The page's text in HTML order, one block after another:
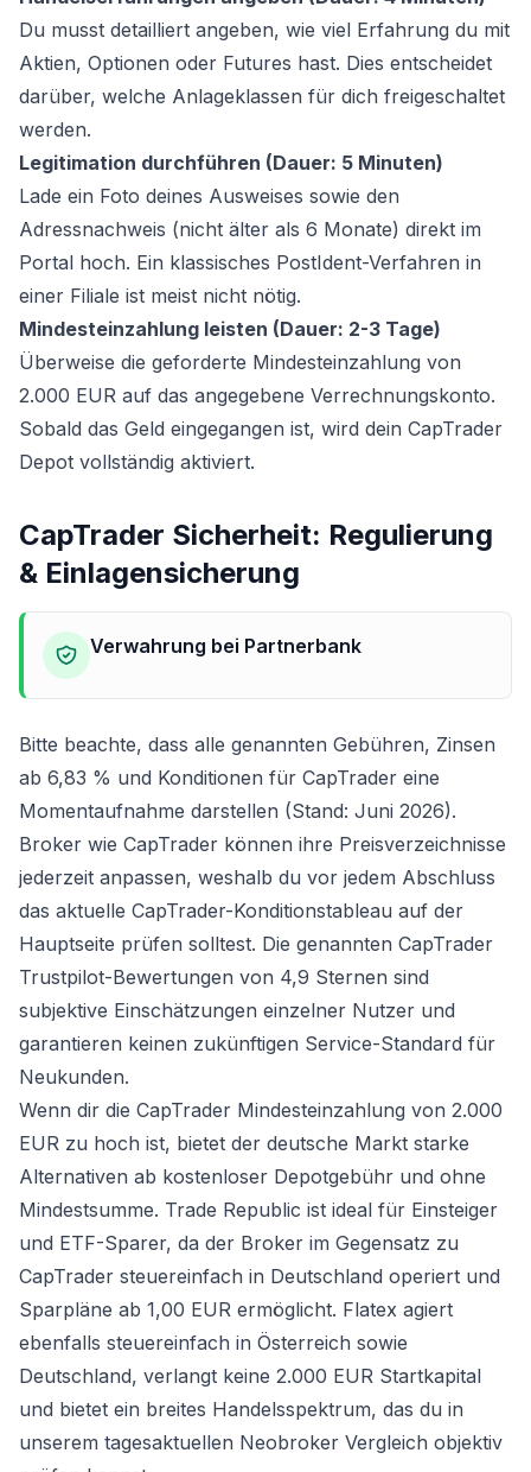
Du musst detailliert angeben, wie viel Erfahrung du mit
Aktien, Optionen oder Futures hast. Dies entscheidet
darüber, welche Anlageklassen für dich freigeschaltet
werden.
Legitimation durchführen (Dauer: 5 Minuten)
Lade ein Foto deines Ausweises sowie den
Adressnachweis (nicht älter als 6 Monate) direkt im
Portal hoch. Ein klassisches PostIdent-Verfahren in
einer Filiale ist meist nicht nötig.
Mindesteinzahlung leisten (Dauer: 2-3 Tage)
Überweise die geforderte Mindesteinzahlung von
2.000 EUR auf das angegebene Verrechnungskonto.
Sobald das Geld eingegangen ist, wird dein CapTrader
Depot vollständig aktiviert.
CapTrader Sicherheit: Regulierung
& Einlagensicherung
Verwahrung bei Partnerbank
Bitte beachte, dass alle genannten Gebühren, Zinsen
ab 6,83 % und Konditionen für CapTrader eine
Momentaufnahme darstellen (Stand: Juni 2026).
Broker wie CapTrader können ihre Preisverzeichnisse
jederzeit anpassen, weshalb du vor jedem Abschluss
das aktuelle CapTrader-Konditionstableau auf der
Hauptseite prüfen solltest. Die genannten CapTrader
Trustpilot-Bewertungen von 4,9 Sternen sind
subjektive Einschätzungen einzelner Nutzer und
garantieren keinen zukünftigen Service-Standard für
Neukunden.
Wenn dir die CapTrader Mindesteinzahlung von 2.000
EUR zu hoch ist, bietet der deutsche Markt starke
Alternativen ab kostenloser Depotgebühr und ohne
Mindestsumme. Trade Republic ist ideal für Einsteiger
und ETF-Sparer, da der Broker im Gegensatz zu
CapTrader steuereinfach in Deutschland operiert und
Sparpläne ab 1,00 EUR ermöglicht. Flatex agiert
ebenfalls steuereinfach in Österreich sowie
Deutschland, verlangt keine 2.000 EUR Startkapital
und bietet ein breites Handelsspektrum, das du in
unserem tagesaktuellen Neobroker Vergleich objektiv